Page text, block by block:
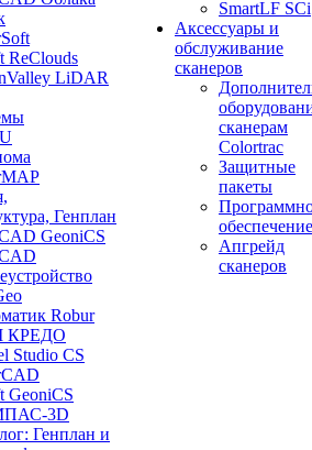
ReClouds
LiDAR
Генплан
GeoniCS
Robur
КРЕДО
Studio CS
GeoniCS
3D
Генплан и
SmartLF SCi
Аксессуары и
обслуживание
сканеров
сканерам
Colortrac
Защитные
пакеты
обеспечение
Апгрейд
сканеров